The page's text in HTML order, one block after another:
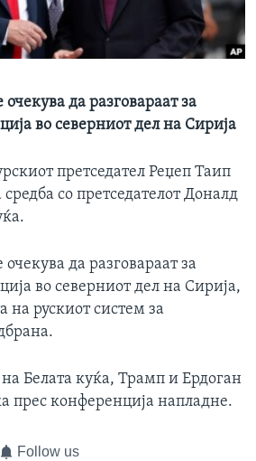
да разговараат за
во северниот дел на Сирија
претседател Реџеп Таип
со претседателот Доналд
да разговараат за
во северниот дел на Сирија,
на рускиот систем за
на Белата куќа, Трамп и Ердоган
прес конференција напладне.
Follow us